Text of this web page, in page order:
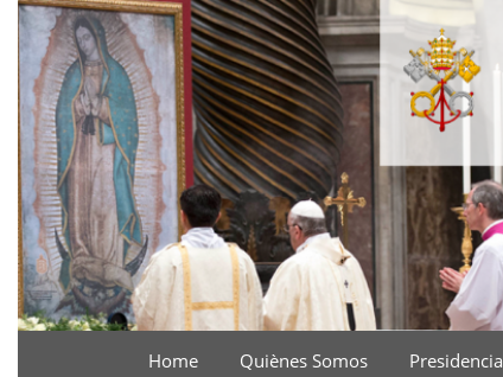
Home Quiènes Somos Presidencia